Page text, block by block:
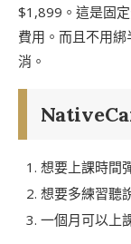
$1,899。這是固
費用。而且不用
消。
想要上課時間
想要多練習聽
一個月可以上